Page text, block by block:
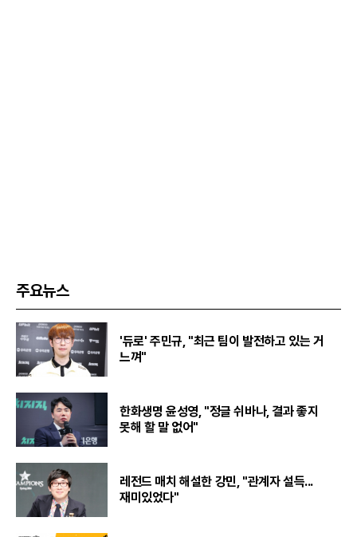
주요뉴스
'듀로' 주민규, "최근 팀이 발전하고 있는 거
느껴"
한화생명 윤성영, "정글 쉬바나, 결과 좋지
못해 할 말 없어"
레전드 매치 해설한 강민, "관계자 설득...
재미있었다"